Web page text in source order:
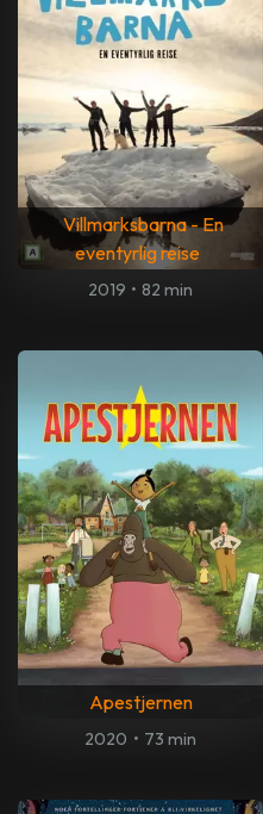
Villmarksbarna - En
eventyrlig reise
2019 • 82 min
Apestjernen
2020 • 73 min